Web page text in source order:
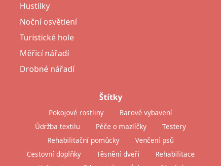
Hustilky
Noční osvětlení
Turistické hole
Měřicí nářadí
Drobné nářadí
Štítky
Pokojové rostliny
Barové vybavení
Údržba textilu
Péče o mazlíčky
Testery
Rehabilitační pomůcky
Venčení psů
Cestovní doplňky
Těsnění dveří
Rehabilitace